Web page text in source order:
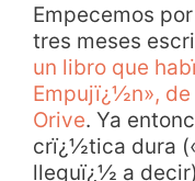
Empecemos
tres meses
un libro que
Empujï¿½n»,
Orive. Ya
crï¿½tica dura
lleguï¿½ a